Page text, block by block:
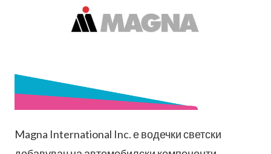
Magna International Inc. е водечки светски